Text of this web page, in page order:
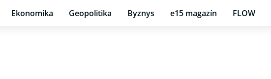
Ekonomika Geopolitika Byznys e15 magazín FLOW